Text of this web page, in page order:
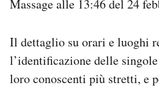
Massage alle 13:46 del 24
Il dettaglio su orari e luoghi
l’identificazione delle
loro conoscenti più stretti, e